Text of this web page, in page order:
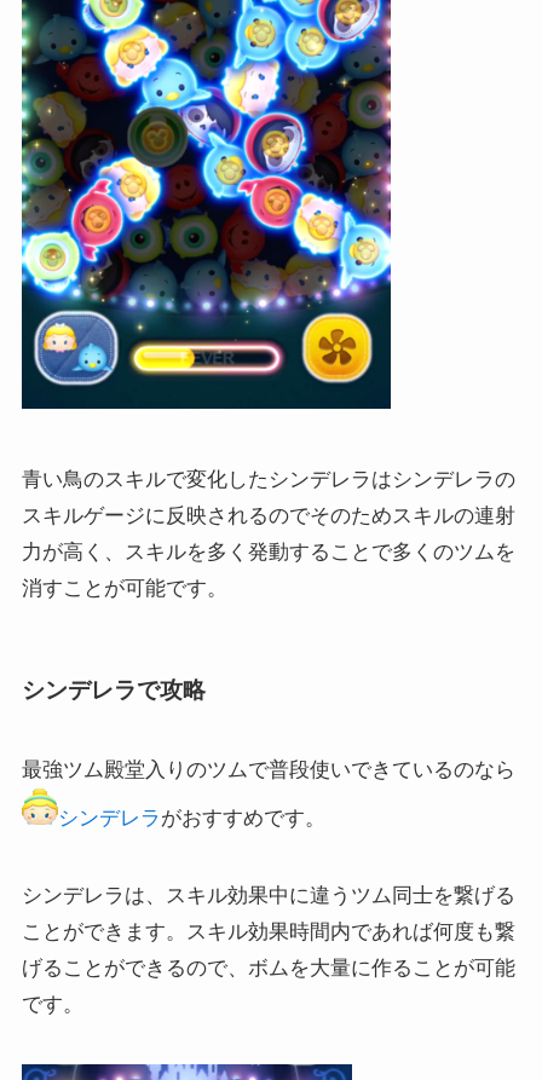
青い鳥のスキルで変化したシンデレラはシンデレラの
スキルゲージに反映されるのでそのためスキルの連射
力が高く、スキルを多く発動することで多くのツムを
消すことが可能です。
シンデレラで攻略
最強ツム殿堂入りのツムで普段使いできているのなら
シンデレラ がおすすめです。
シンデレラは、スキル効果中に違うツム同士を繋げる
ことができます。スキル効果時間内であれば何度も繋
げることができるので、ボムを大量に作ることが可能
です。